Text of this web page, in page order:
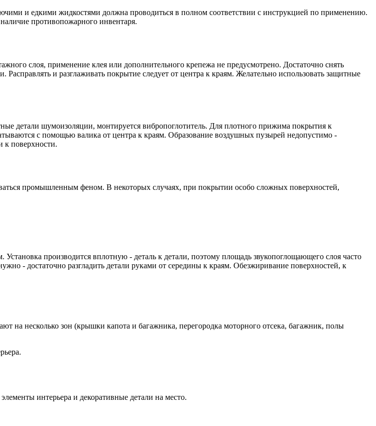
и едкими жидкостями должна проводиться в полном соответствии с инструкцией по применению.
противопожарного инвентаря.
слоя, применение клея или дополнительного крепежа не предусмотрено. Достаточно снять
и разглаживать покрытие следует от центра к краям. Желательно использовать защитные
детали шумоизоляции, монтируется вибропоглотитель. Для плотного прижима покрытия к
с помощью валика от центра к краям. Образование воздушных пузырей недопустимо -
к поверхности.
промышленным феном. В некоторых случаях, при покрытии особо сложных поверхностей,
производится вплотную - деталь к детали, поэтому площадь звукопоглощающего слоя часто
- достаточно разгладить детали руками от середины к краям. Обезжиривание поверхностей, к
на несколько зон (крышки капота и багажника, перегородка моторного отсека, багажник, полы
интерьера и декоративные детали на место.